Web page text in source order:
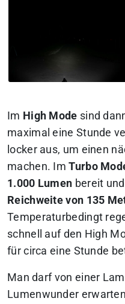
Im High Mode sind
maximal eine Stunde
locker aus, um einen
machen. ImTurbo
1.000 Lumen bereit
Reichweite von 135
Temperaturbedingt
schnell auf den High
für circa eine Stunde
Man darf von einer
Lumenwunder